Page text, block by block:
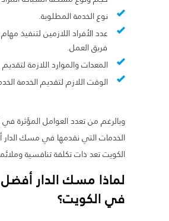
نوع الخدمة المطلوبة.
عدد الأفراد اللازمين لتنفيذ
فريق العمل.
المعدات والموارد اللازمة
الوقت اللازم لتقديم الخدمة
وبالرغم من تعدد العوامل المؤثرة في
الخدمات التي نقدمها في مسك
الكويت تعد ذات تكلفة تنافسية
لماذا مسك الدار
في الكويت؟